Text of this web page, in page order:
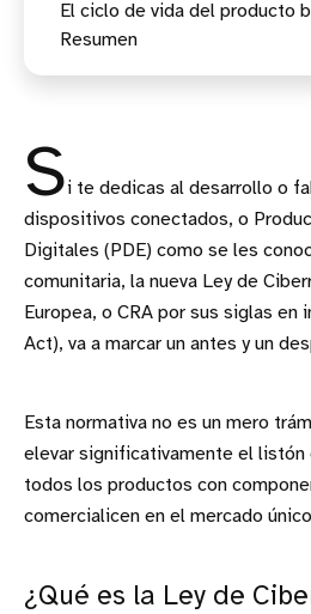
La documentación ya no es
opcional)
Fundamentos de seguridad
obligatorios
El ciclo de vida del producto
Soporte post-lanzamiento:
Resumen
Si te dedicas al desarrollo o
dispositivos conectados, o
Digitales (PDE) como se les
comunitaria, la nueva Ley de
Europea, o CRA por sus siglas en
Act), va a marcar un antes y un
Esta normativa no es un mero
elevar significativamente el listón
todos los productos con
comercialicen en el mercado
¿Qué es la Ley de